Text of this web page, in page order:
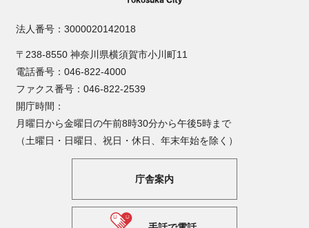
法人番号：3000020142018
〒238-8550 神奈川県横須賀市小川町11
電話番号：046-822-4000
ファクス番号：046-822-2539
開庁時間：
月曜日から金曜日の午前8時30分から午後5時まで
（土曜日・日曜日、祝日・休日、年末年始を除く）
庁舎案内